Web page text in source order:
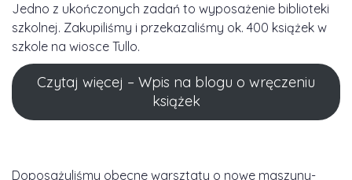
Jedno z ukończonych zadań to wyposażenie biblioteki
szkolnej. Zakupiliśmy i przekazaliśmy ok. 400 książek w
szkole na wiosce Tullo.
Czytaj więcej – Wpis na blogu o wręczeniu
książek
Doposażyliśmy obecne warsztaty o nowe maszyny-